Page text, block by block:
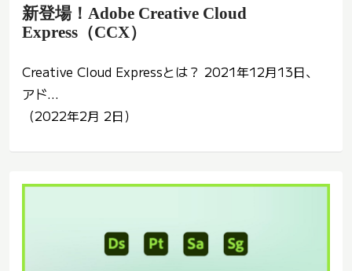
新登場！Adobe Creative Cloud
Express（CCX）
Creative Cloud Expressとは？ 2021年12月13日、
アド...
（2022年2月 2日）